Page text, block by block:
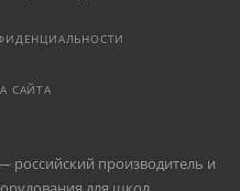
САЙТА
производитель и